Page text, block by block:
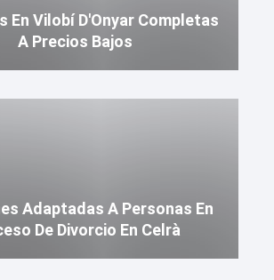
En Vilobí D'Onyar Completas
A Precios Bajos
Adaptadas A Personas En
De Divorcio En Celrà